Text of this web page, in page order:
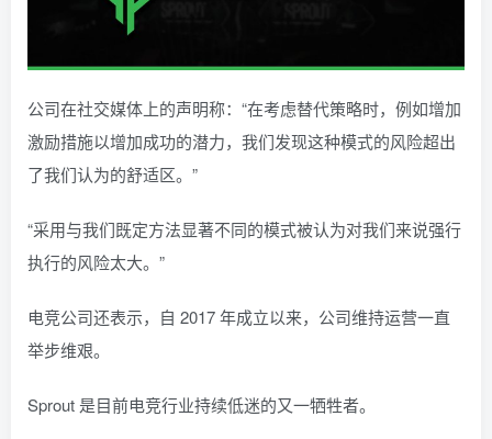
公司在社交媒体上的声明称：“在考虑替代策略时，例如增加
激励措施以增加成功的潜力，我们发现这种模式的风险超出
了我们认为的舒适区。”
“采用与我们既定方法显著不同的模式被认为对我们来说强行
执行的风险太大。”
电竞公司还表示，自 2017 年成立以来，公司维持运营一直
举步维艰。
Sprout 是目前电竞行业持续低迷的又一牺牲者。